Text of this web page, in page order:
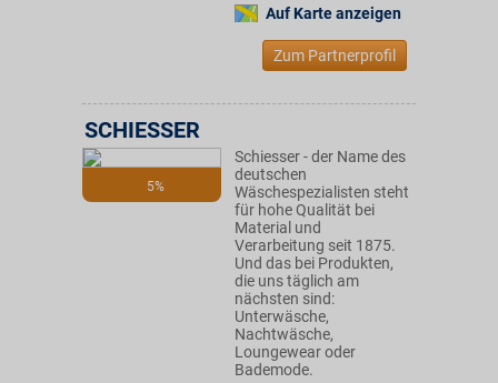
Auf Karte anzeigen
Zum Partnerprofil
5%
SCHIESSER
Schiesser - der Name des
deutschen
Wäschespezialisten steht
für hohe Qualität bei
Material und
Verarbeitung seit 1875.
Und das bei Produkten,
die uns täglich am
nächsten sind:
Unterwäsche,
Nachtwäsche,
Loungewear oder
Bademode.